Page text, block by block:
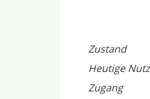
Zustand
Heutige
Zugang